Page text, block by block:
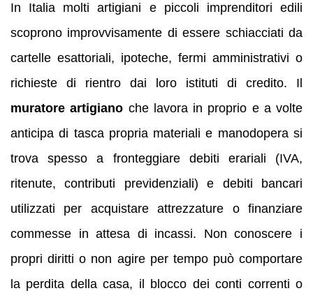
In Italia molti artigiani e piccoli imprenditori edili
scoprono improvvisamente di essere schiacciati da
cartelle esattoriali, ipoteche, fermi amministrativi o
richieste di rientro dai loro istituti di credito. Il
muratore artigiano che lavora in proprio e a volte
anticipa di tasca propria materiali e manodopera si
trova spesso a fronteggiare debiti erariali (IVA,
ritenute, contributi previdenziali) e debiti bancari
utilizzati per acquistare attrezzature o finanziare
commesse in attesa di incassi. Non conoscere i
propri diritti o non agire per tempo può comportare
la perdita della casa, il blocco dei conti correnti o